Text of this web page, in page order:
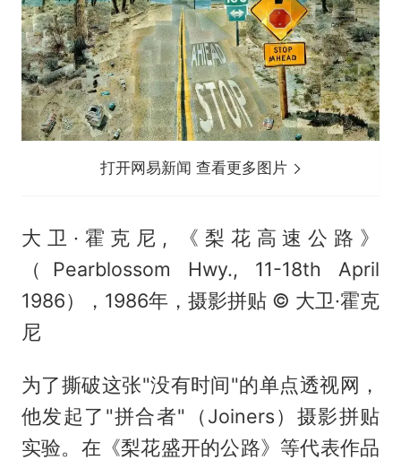
打开网易新闻 查看更多图片
大卫·霍克尼, 《梨花高速公路》
（Pearblossom Hwy., 11-18th April
1986），1986年，摄影拼贴 © 大卫·霍克
尼
为了撕破这张"没有时间"的单点透视网，
他发起了"拼合者"（Joiners）摄影拼贴
实验。在《梨花盛开的公路》等代表作品